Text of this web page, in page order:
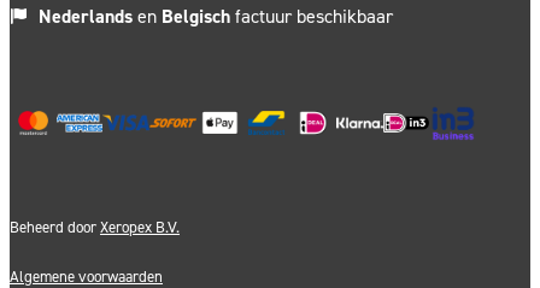
Nederlandsen Belgischfactuur beschikbaar
Beheerd doorXeropex B.V.
Algemene voorwaarden